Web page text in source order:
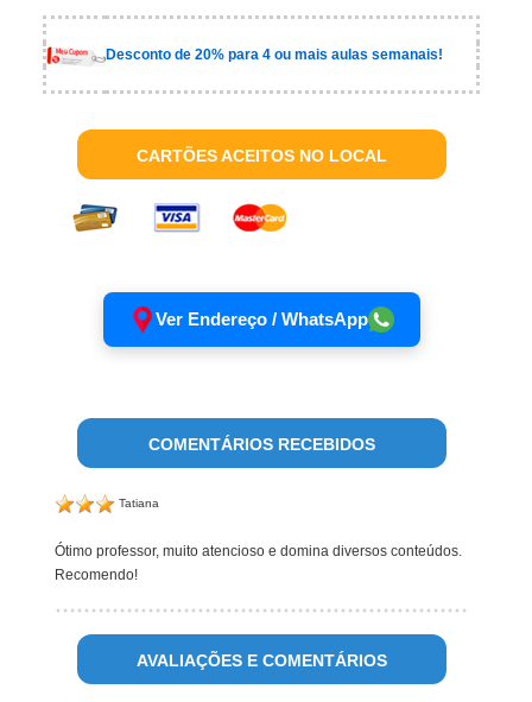
Desconto de 20% para 4 ou mais aulas semanais!
CARTÕES ACEITOS NO LOCAL
Ver Endereço / WhatsApp
COMENTÁRIOS RECEBIDOS
Tatiana
Ótimo professor, muito atencioso e domina diversos conteúdos.
Recomendo!
AVALIAÇÕES E COMENTÁRIOS